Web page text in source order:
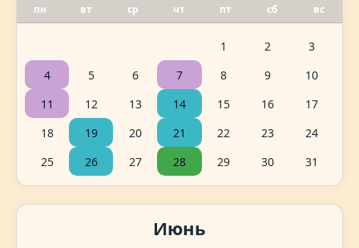
пн вт ср чт пт сб вс
1 2
3
4
5 6 7 8 9
10
11
12 13 14 15 16
17
18
19 20 21 22 23
24
25
26 27 28 29 30 31
Июнь